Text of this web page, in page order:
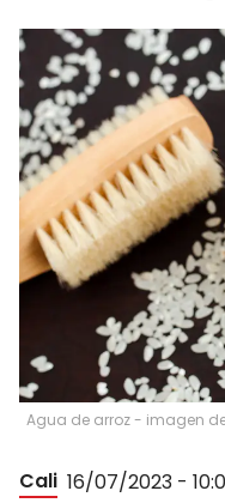
Agua de arroz - imagen
Cali 16/07/2023 -